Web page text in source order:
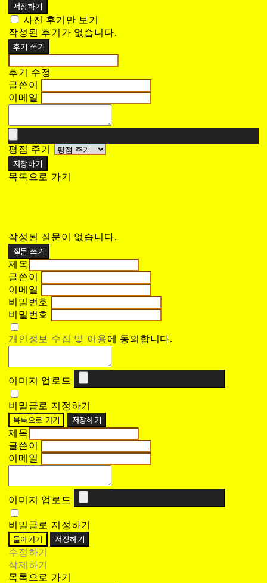
저장하기
사진 후기만 보기
작성된 후기가 없습니다.
후기 쓰기
후기 수정
글쓴이
이메일
평점 주기
저장하기
목록으로 가기
작성된 질문이 없습니다.
질문 쓰기
제목
글쓴이
이메일
비밀번호
비밀번호
개인정보 수집 및 이용에 동의합니다.
이미지 업로드
비밀글로 지정하기
목록으로 가기 저장하기
제목
글쓴이
이메일
이미지 업로드
비밀글로 지정하기
돌아가기 저장하기
수정하기
삭제하기
목록으로 가기